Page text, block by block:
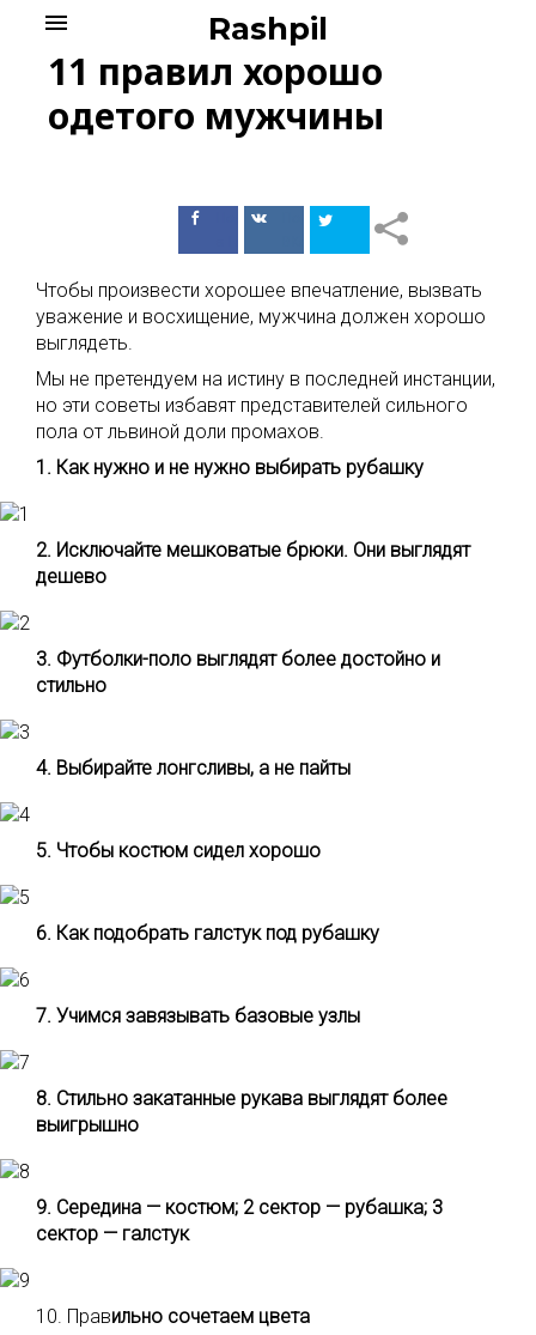
content
Rashpil
menu
11 правил хорошо
одетого мужчины
ПоделитьсяПоделиться
Чтобы произвести хорошее впечатление, вызвать
уважение и восхищение, мужчина должен хорошо
выглядеть.
Мы не претендуем на истину в последней инстанции,
но эти советы избавят представителей сильного
пола от львиной доли промахов.
1. Как нужно и не нужно выбирать рубашку
2. Исключайте мешковатые брюки. Они выглядят
дешево
3. Футболки-поло выглядят более достойно и
стильно
4. Выбирайте лонгсливы, а не пайты
5. Чтобы костюм сидел хорошо
6. Как подобрать галстук под рубашку
7. Учимся завязывать базовые узлы
8. Стильно закатанные рукава выглядят более
выигрышно
9. Середина — костюм; 2 сектор — рубашка; 3
сектор — галстук
10. Правильно сочетаем цвета